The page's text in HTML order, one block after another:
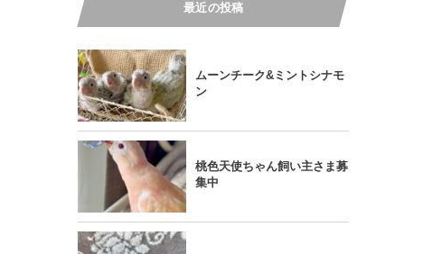
最近の投稿
ムーンチーク&ミントシナモ
ン
桃色天使ちゃん飼い主さま募
集中